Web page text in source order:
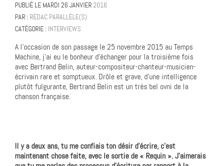
PUBLIÉ LE MARDI 26 JANVIER2016
PAR : RÉDAC PARALLÈLE(S)
CATÉGORIE : INTERVIEWS
A l’occasion de son passage le 25 novembre 2015 au Temps
Machine, j’ai eu le bonheur d’échanger pour la troisième fois
avec Bertrand Belin, auteur-compositeur-chanteur-musicien-
écrivain rare et somptueux. Drôle et grave, d’une intelligence
plutôt fulgurante, Bertrand Belin est un très bel ovni de la
chanson française.
Il y a deux ans, tu me confiais ton désir d’écrire, c’est
maintenant chose faite, avec le sortie de « Requin ». J’aimerais